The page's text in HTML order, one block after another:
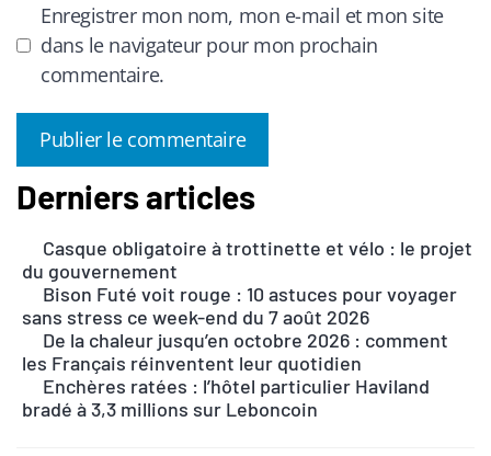
Enregistrer mon nom, mon e-mail et mon site
dans le navigateur pour mon prochain
commentaire.
A
e
r
a
Derniers articles
Casque obligatoire à trottinette et vélo : le projet
du gouvernement
Bison Futé voit rouge : 10 astuces pour voyager
sans stress ce week-end du 7 août 2026
De la chaleur jusqu’en octobre 2026 : comment
les Français réinventent leur quotidien
Enchères ratées : l’hôtel particulier Haviland
bradé à 3,3 millions sur Leboncoin